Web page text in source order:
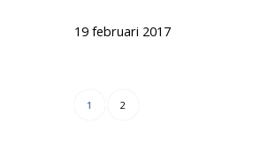
19 februari 2017
1 2